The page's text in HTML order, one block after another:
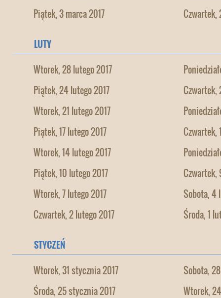
Piątek, 3 marca 2017
Czwartek,
LUTY
Wtorek, 28 lutego 2017
Piątek, 24 lutego 2017
Czwartek,
Wtorek, 21 lutego 2017
Piątek, 17 lutego 2017
Czwartek,
Wtorek, 14 lutego 2017
Piątek, 10 lutego 2017
Czwartek,
Wtorek, 7 lutego 2017
Sobota, 4
Czwartek, 2 lutego 2017
Środa, 1
STYCZEŃ
Wtorek, 31 stycznia 2017
Sobota,
Środa, 25 stycznia 2017
Wtorek,